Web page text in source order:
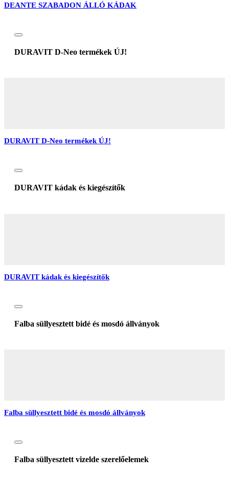
DEANTE SZABADON ÁLLÓ KÁDAK
DURAVIT D-Neo termékek ÚJ!
DURAVIT D-Neo termékek ÚJ!
DURAVIT kádak és kiegészítők
DURAVIT kádak és kiegészítők
Falba süllyesztett bidé és mosdó állványok
Falba süllyesztett bidé és mosdó állványok
Falba süllyesztett vizelde szerelőelemek